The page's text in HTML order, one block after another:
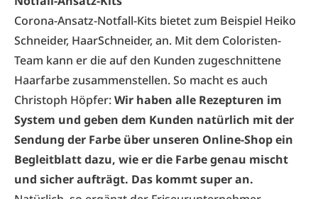
Corona-Ansatz-Notfall-Kits bietet zum Beispiel Heiko
Schneider, HaarSchneider, an. Mit dem Coloristen-
Team kann er die auf den Kunden zugeschnittene
Haarfarbe zusammenstellen. So macht es auch
Christoph Höpfer:Wir haben alle Rezepturen im
System und geben dem Kunden natürlich mit der
Sendung der Farbe über unseren Online-Shop ein
Begleitblatt dazu, wie er die Farbe genau mischt
und sicher aufträgt. Das kommt super an.